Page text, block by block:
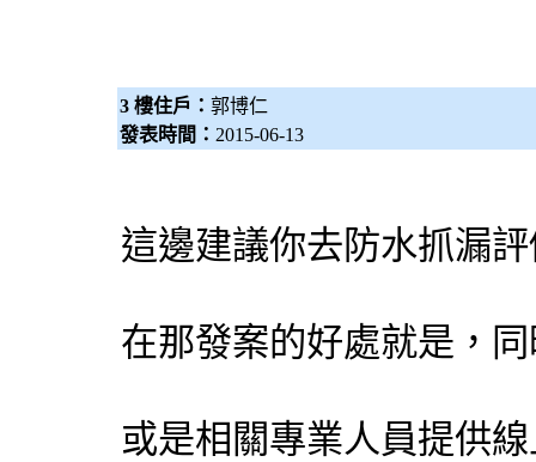
3 樓住戶： 郭博仁
發表時間： 2015-06-13
這邊建議你去防水抓漏
在那發案的好處就是，
或是相關專業人員提供